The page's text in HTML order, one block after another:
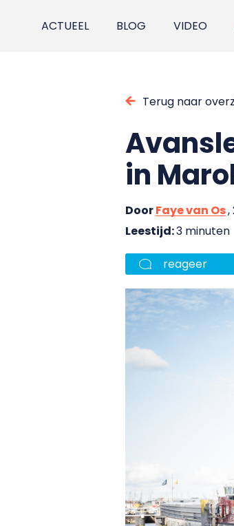
ACTUEEL BLOG VIDEO
Terug naar
in
DoorFaye van Os,
Leestijd:3 minuten
reageer